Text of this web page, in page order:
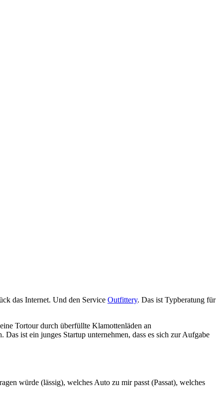
das Internet. Und den Service Outfittery. Das ist Typberatung für
Tortour durch überfüllte Klamottenläden an
ist ein junges Startup unternehmen, dass es sich zur Aufgabe
würde (lässig), welches Auto zu mir passt (Passat), welches